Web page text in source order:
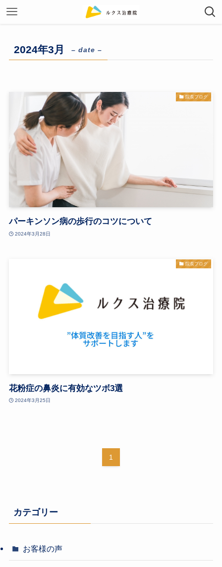
2024年3月 – date –
院長ブログ
パーキンソン病の歩行のコツについて
2024年3月28日
院長ブログ
花粉症の鼻炎に有効なツボ3選
2024年3月25日
1
カテゴリー
お客様の声